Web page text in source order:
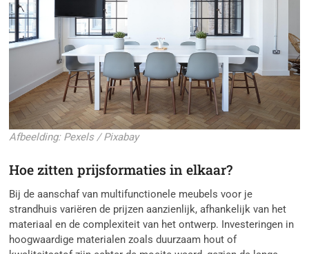
Afbeelding: Pexels / Pixabay
Hoe zitten prijsformaties in elkaar?
Bij de aanschaf van multifunctionele meubels voor je
strandhuis variëren de prijzen aanzienlijk, afhankelijk van het
materiaal en de complexiteit van het ontwerp. Investeringen in
hoogwaardige materialen zoals duurzaam hout of